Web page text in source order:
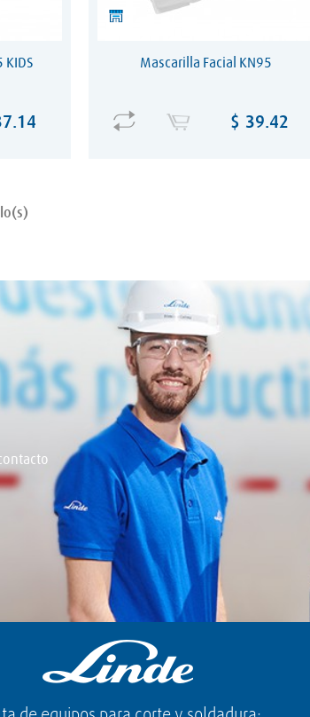
KIDS Mascarilla Facial KN95
$ 39.42
Precio